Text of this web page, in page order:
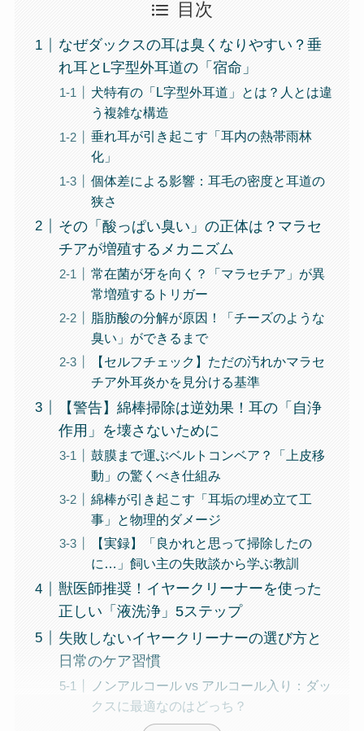
目次
なぜダックスの耳は臭くなりやすい？垂
れ耳とL字型外耳道の「宿命」
犬特有の「L字型外耳道」とは？人とは違
う複雑な構造
垂れ耳が引き起こす「耳内の熱帯雨林
化」
個体差による影響：耳毛の密度と耳道の
狭さ
その「酸っぱい臭い」の正体は？マラセ
チアが増殖するメカニズム
常在菌が牙を向く？「マラセチア」が異
常増殖するトリガー
脂肪酸の分解が原因！「チーズのような
臭い」ができるまで
【セルフチェック】ただの汚れかマラセ
チア外耳炎かを見分ける基準
【警告】綿棒掃除は逆効果！耳の「自浄
作用」を壊さないために
鼓膜まで運ぶベルトコンベア？「上皮移
動」の驚くべき仕組み
綿棒が引き起こす「耳垢の埋め立て工
事」と物理的ダメージ
【実録】「良かれと思って掃除したの
に…」飼い主の失敗談から学ぶ教訓
獣医師推奨！イヤークリーナーを使った
正しい「液洗浄」5ステップ
失敗しないイヤークリーナーの選び方と
日常のケア習慣
ノンアルコール vs アルコール入り：ダッ
クスに最適なのはどっち？